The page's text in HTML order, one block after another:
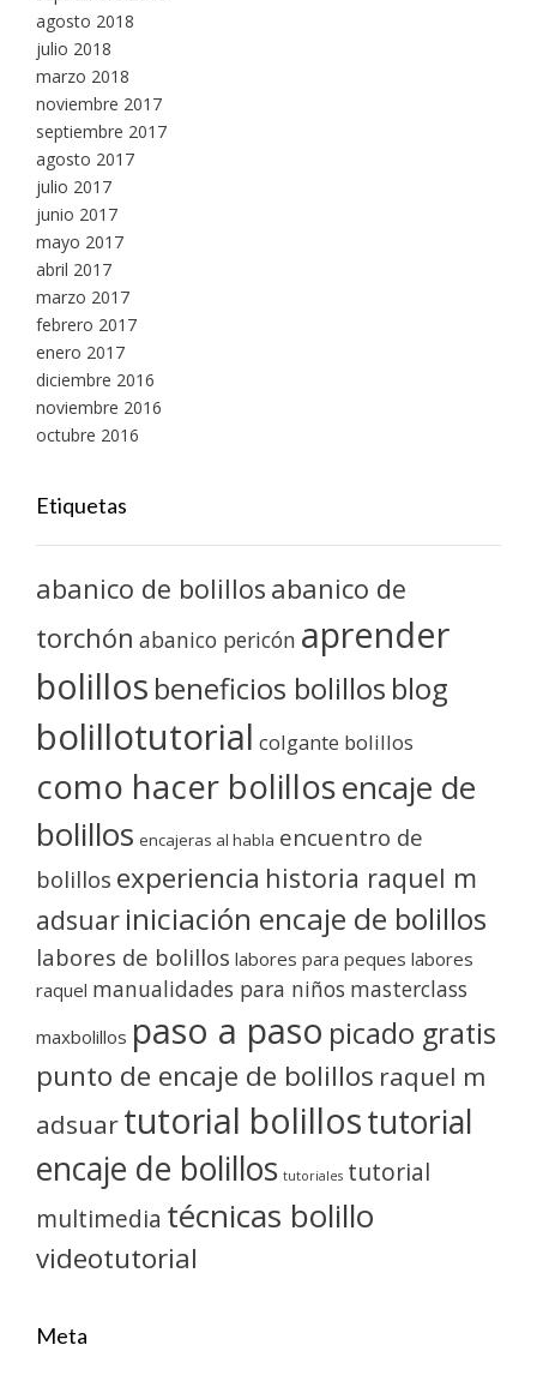
agosto 2018
julio 2018
marzo 2018
noviembre 2017
septiembre 2017
agosto 2017
julio 2017
junio 2017
mayo 2017
abril 2017
marzo 2017
febrero 2017
enero 2017
diciembre 2016
noviembre 2016
octubre 2016
Etiquetas
abanico de bolillos abanico de
torchón abanico pericón aprender
bolillos beneficios bolillos blog
bolillotutorial colgante bolillos
como hacer bolillosencaje de
bolillos encajeras al habla encuentro de
bolillos experiencia historia raquel m
adsuar iniciación encaje de bolillos
labores de bolillos labores para peques labores
raquel manualidades para niños masterclass
maxbolillos paso a paso picado gratis
punto de encaje de bolillos raquel m
adsuartutorial bolillostutorial
encaje de bolillos tutoriales tutorial
multimedia técnicas bolillo
videotutorial
Meta